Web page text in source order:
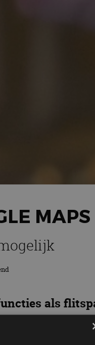
MAPS
als
features naar
(deels)